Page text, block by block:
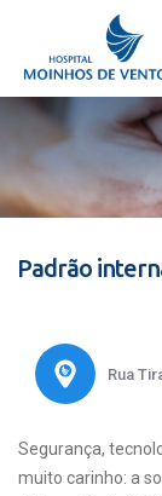
Padrão
Rua
Segurança,
muito carinho: a